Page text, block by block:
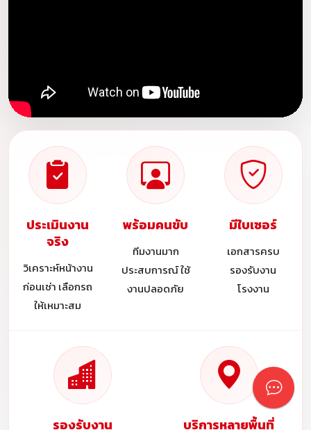
ประเมินงาน
จริง
วิเคราะห์หน้างาน
ก่อนเช่า เลือกรถ
ให้เหมาะสม
พร้อมคนขับ
ทีมงานมาก
ประสบการณ์ ใช้
งานปลอดภัย
มีใบเซอร์
เอกสารครบ
รองรับงาน
โรงงาน
รองรับงาน บริการหลายพื้นที่